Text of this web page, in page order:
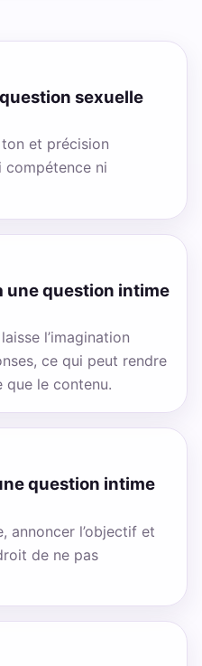
sexuelle
et précision
compétence ni
une question intime
l’imagination
ce qui peut rendre
que le contenu.
question intime
annoncer l’objectif et
de ne pas